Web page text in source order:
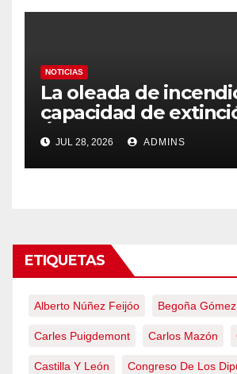
NOTICIAS
La oleada de
capacidad de
Ávila y al oeste de
obliga a declarar la
emergencia nacional
JUL 28, 2026 ADMINS
ETIQUETAS
Alberto Núñez Feijóo Begoña Gómez
Carles Puigdemont Carlos Mazón
Castilla Y León Congreso De Los